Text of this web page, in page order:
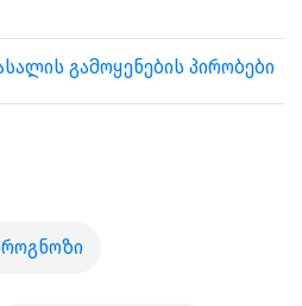
გამოყენების პირობები